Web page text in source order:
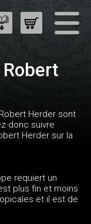
Herder sont
donc suivre
Herder sur la
requiert un
plus fin et moins
et il est de